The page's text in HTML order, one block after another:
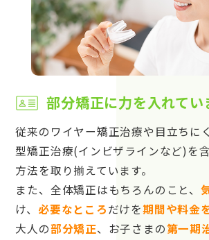
部分矯正に力を入れてい
従来のワイヤー矯正治療や目立ちに
型矯正治療(インビザラインなど)を
方法を取り揃えています。
また、全体矯正はもちろんのこと、
け、 必要なところだけを期間や料金
大人の部分矯正、お子さまの第一期